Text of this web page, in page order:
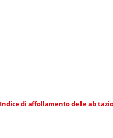
Indice di affollamento delle